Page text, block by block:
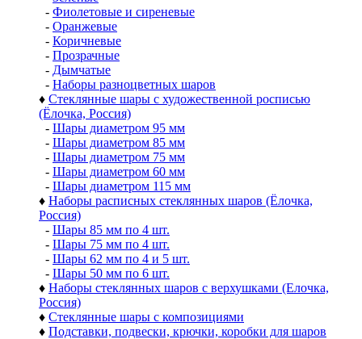
- Фиолетовые и сиреневые
- Оранжевые
- Коричневые
- Прозрачные
- Дымчатые
- Наборы разноцветных шаров
♦ Стеклянные шары с художественной росписью
(Ёлочка, Россия)
- Шары диаметром 95 мм
- Шары диаметром 85 мм
- Шары диаметром 75 мм
- Шары диаметром 60 мм
- Шары диаметром 115 мм
♦ Наборы расписных стеклянных шаров (Ёлочка,
Россия)
- Шары 85 мм по 4 шт.
- Шары 75 мм по 4 шт.
- Шары 62 мм по 4 и 5 шт.
- Шары 50 мм по 6 шт.
♦ Наборы стеклянных шаров с верхушками (Елочка,
Россия)
♦ Стеклянные шары с композициями
♦ Подставки, подвески, крючки, коробки для шаров